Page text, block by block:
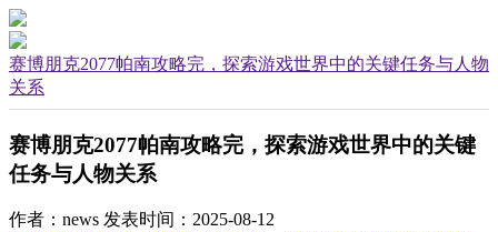
赛博朋克2077帕南攻略完，探索游戏世界中的关键任务与人物
关系
赛博朋克2077帕南攻略完，探索游戏世界中的关键
任务与人物关系
作者：news 发表时间：2025-08-12